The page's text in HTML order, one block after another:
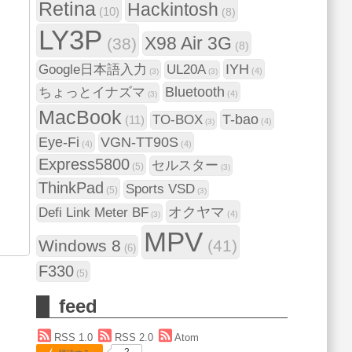
Retina (10) Hackintosh (8)
LY3P (38) X98 Air 3G (8)
Google日本語入力 (3) UL20A (3) IYH (4)
ちょっとイナズマ (3) Bluetooth (4)
MacBook (11) TO-BOX (3) T-bao (4)
Eye-Fi (4) VGN-TT90S (4)
Express5800 (5) セルスター (3)
ThinkPad (5) Sports VSD (3)
Defi Link Meter BF (3) オクヤマ (4)
Windows 8 (6) MPV (41)
F330 (5)
feed
RSS 1.0 RSS 2.0 Atom